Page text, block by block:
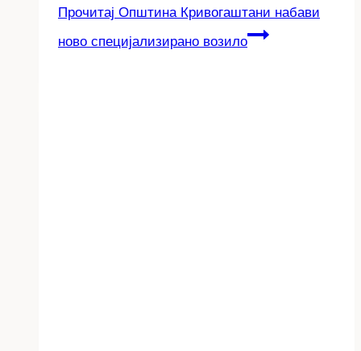
Прочитај Општина Кривогаштани набави
ново специјализирано возило